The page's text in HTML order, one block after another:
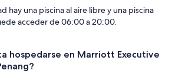
hay una piscina al aire libre y una piscina
acceder de 06:00 a 20:00.
hospedarse en Marriott Executive